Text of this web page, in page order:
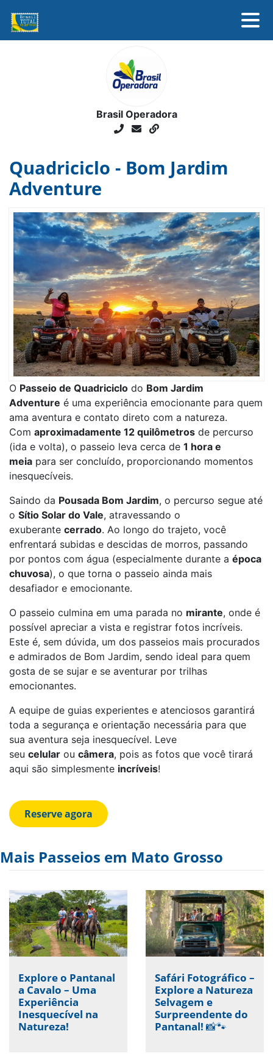
Brasil Operadora
Quadriciclo - Bom Jardim
Adventure
O Passeio de Quadriciclo do Bom Jardim
Adventure é uma experiência emocionante para quem
ama aventura e contato direto com a natureza.
Com aproximadamente 12 quilômetros de percurso
(ida e volta), o passeio leva cerca de 1 hora e
meia para ser concluído, proporcionando momentos
inesquecíveis.
Saindo da Pousada Bom Jardim, o percurso segue até
o Sítio Solar do Vale, atravessando o
exuberante cerrado. Ao longo do trajeto, você
enfrentará subidas e descidas de morros, passando
por pontos com água (especialmente durante a época
chuvosa), o que torna o passeio ainda mais
desafiador e emocionante.
O passeio culmina em uma parada no mirante, onde é
possível apreciar a vista e registrar fotos incríveis.
Este é, sem dúvida, um dos passeios mais procurados
e admirados de Bom Jardim, sendo ideal para quem
gosta de se sujar e se aventurar por trilhas
emocionantes.
A equipe de guias experientes e atenciosos garantirá
toda a segurança e orientação necessária para que
sua aventura seja inesquecível. Leve
seu celular ou câmera, pois as fotos que você tirará
aqui são simplesmente incríveis!
Mais Passeios em Mato Grosso
Explore o Pantanal
a Cavalo – Uma
Experiência
Inesquecível na
Natureza!
Safári Fotográfico –
Explore a Natureza
Selvagem e
Surpreendente do
Pantanal! 📸🐾